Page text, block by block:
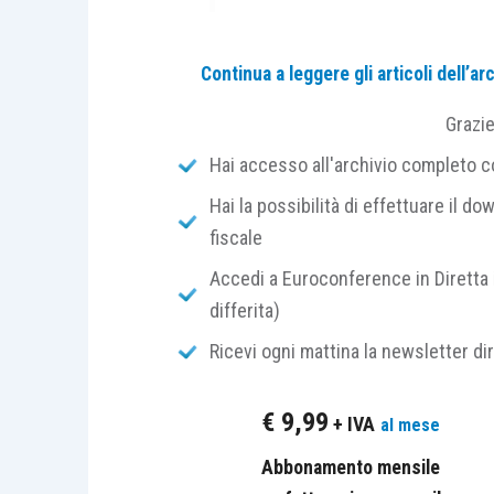
Rottamazione- quaterdei carichi
materia del
coincide conl’intera pretesa tributaria
sugli
effetti processuali dell’adesione
La vicenda trae origine da un
per il recupero di maggiori imponibili ai
l’Agenzia proponevaricorso per
chiedevano la sospensione o
Continua a leggere gli articoli
Hai accesso all'archivio completo
Hai la possibilità di effettuare il
fiscale
Accedi a Euroconference in
differita)
Ricevi ogni mattina la newsletter
€ 9,99 + IVA al mese
Abbonamento mensile